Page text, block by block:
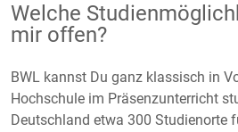
Welche
mir offen?
BWL kannst Du ganz klassisch in
Hochschule im Präsenzunterricht
Deutschland etwa 300 Studienorte